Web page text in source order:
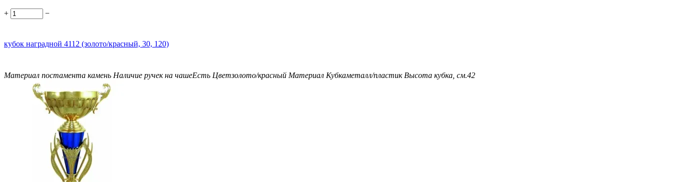
+ −
кубок наградной 4112 (золото/красный, 30, 120)
Материал постамента камень Наличие ручек на чашеЕсть Цветзолото/красный Материал Кубкаметалл/пластик Высота кубка, см.42